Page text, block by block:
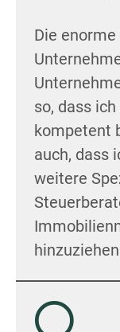
Die
so, dass
kompetent
auch, dass
weitere